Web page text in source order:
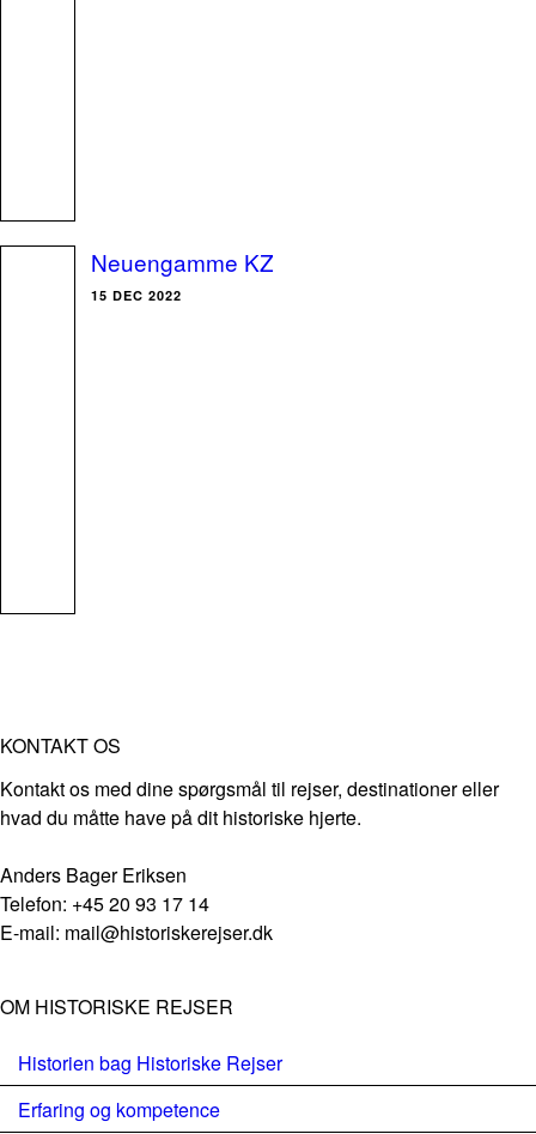
Neuengamme KZ
15 DEC 2022
KONTAKT OS
Kontakt os med dine spørgsmål til rejser, destinationer eller
hvad du måtte have på dit historiske hjerte.
Anders Bager Eriksen
Telefon: +45 20 93 17 14
E-mail: mail@historiskerejser.dk
OM HISTORISKE REJSER
Historien bag Historiske Rejser
Erfaring og kompetence